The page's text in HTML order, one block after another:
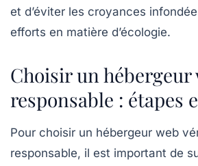
et d’éviter les croyances
efforts en matière d’écologie.
Choisir un hébergeur
responsable : étapes
Pour choisir un hébergeur web
responsable, il est important de